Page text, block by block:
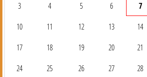
3 4 5 6 7
10 11 12 13 14
17 18 19 20 21
24 25 26 27 28